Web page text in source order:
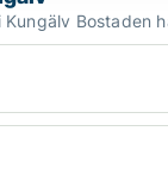
Lägenhet att hyra i